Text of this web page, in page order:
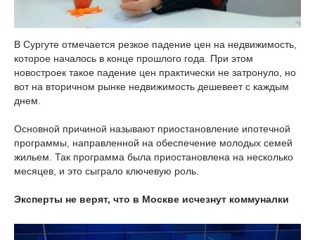
В Сургуте отмечается резкое падение цен на недвижимость,
которое началось в конце прошлого года. При этом
новостроек такое падение цен практически не затронуло, но
вот на вторичном рынке недвижимость дешевеет с каждым
днем.
Основной причиной называют приостановление ипотечной
программы, направленной на обеспечение молодых семей
жильем. Так программа была приостановлена на несколько
месяцев, и это сыграло ключевую роль.
Эксперты не верят, что в Москве исчезнут коммуналки